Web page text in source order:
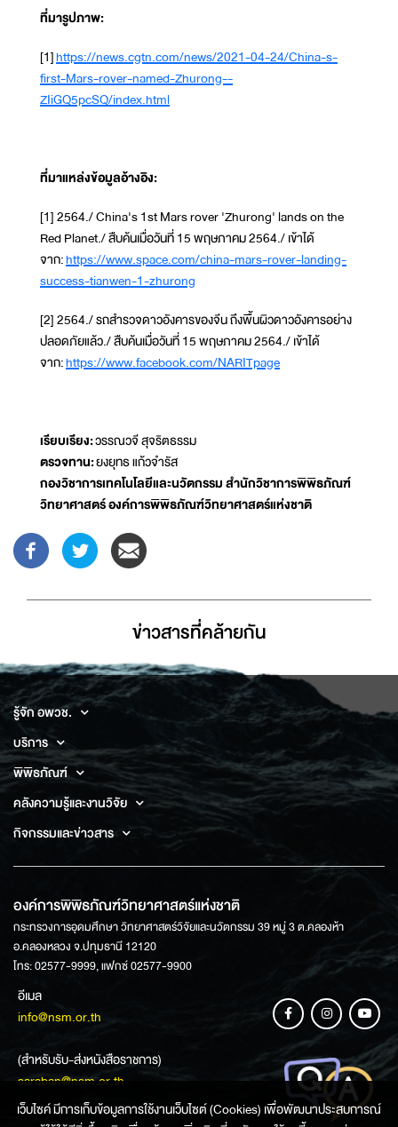
ที่มารูปภาพ:
[1]https://news.cgtn.com/news/2021-04-24/China-s-
first-Mars-rover-named-Zhurong--
ZIiGQ5pcSQ/index.html
ที่มาแหล่งข้อมูลอ้างอิง:
[1] 2564./ China's 1st Mars rover 'Zhurong' lands on the
Red Planet./ สืบค้นเมื่อวันที่ 15 พฤษภาคม 2564./ เข้าได้
จาก:https://www.space.com/china-mars-rover-landing-
success-tianwen-1-zhurong
[2] 2564./ รถสำรวจดาวอังคารของจีน ถึงพื้นผิวดาวอังคารอย่าง
ปลอดภัยแล้ว./ สืบค้นเมื่อวันที่ 15 พฤษภาคม 2564./ เข้าได้
จาก:https://www.facebook.com/NARITpage
เรียบเรียง:วรรณวจี สุจริตธรรม
ตรวจทาน:ยงยุทธ แก้วจำรัส
กองวิชาการเทคโนโลยีและนวัตกรรม สำนักวิชาการพิพิธภัณฑ์
วิทยาศาสตร์ องค์การพิพิธภัณฑ์วิทยาศาสตร์แห่งชาติ
ข่าวสารที่่คล้ายกัน
รู้จัก อพวช.
บริการ
พิพิธภัณฑ์
คลังความรู้และงานวิจัย
กิจกรรมและข่าวสาร
องค์การพิพิธภัณฑ์วิทยาศาสตร์แห่งชาติ
กระทรวงการอุดมศึกษา วิทยาศาสตร์วิจัยและนวัตกรรม 39 หมู่ 3 ต.คลองห้า
อ.คลองหลวง จ.ปทุมธานี 12120
โทร: 02577-9999, แฟกซ์ 02577-9900
อีเมล
info@nsm.or.th
(สำหรับรับ-ส่งหนังสือราชการ)
saraban@nsm.or.th
เว็บไซค์ มีการเก็บข้อมูลการใช้งานเว็บไซต์ (Cookies) เพื่อพัฒนาประสบการณ์